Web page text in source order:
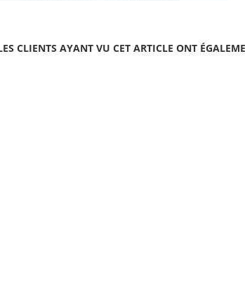
CLIENTS AYANT VU CET ARTICLE ONT